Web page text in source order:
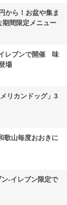
から！お盆や集ま
期間限定メニュー
レブンで開催 味
場
リカンドッグ」3
歌山毎度おおきに
‐イレブン限定で